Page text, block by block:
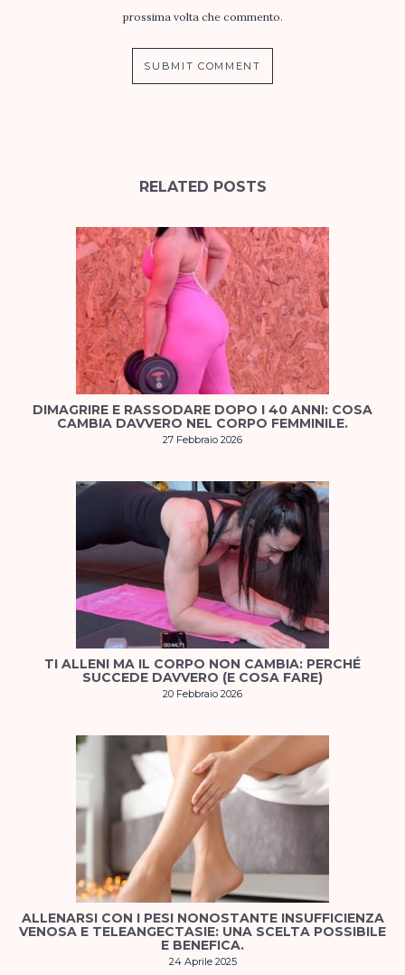
prossima volta che commento.
RELATED POSTS
DIMAGRIRE E RASSODARE DOPO I 40 ANNI: COSA
CAMBIA DAVVERO NEL CORPO FEMMINILE.
27 Febbraio 2026
TI ALLENI MA IL CORPO NON CAMBIA: PERCHÉ
SUCCEDE DAVVERO (E COSA FARE)
20 Febbraio 2026
ALLENARSI CON I PESI NONOSTANTE INSUFFICIENZA
VENOSA E TELEANGECTASIE: UNA SCELTA POSSIBILE
E BENEFICA.
24 Aprile 2025